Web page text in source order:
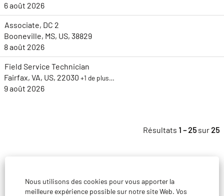
Nous utilisons des cookies pour vous apporter la
meilleure expérience possible sur notre site Web. Vos
6 août 2026
Associate, DC 2
Booneville, MS, US, 38829
8 août 2026
Field Service Technician
Fairfax, VA, US, 22030 +1 de plus…
9 août 2026
Résultats 1 – 25 sur 25
Protection des données